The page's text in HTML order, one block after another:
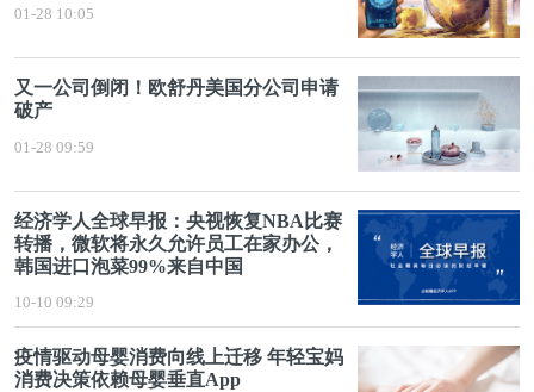
01-28 10:05
又一公司倒闭！欧舒丹美国分公司申请
破产
01-28 09:59
经济学人全球早报：央视恢复NBA比赛
转播，微软将永久允许员工在家办公，
韩国进口泡菜99%来自中国
10-10 09:29
疫情驱动母婴消费向线上迁移 年轻宝妈
消费决策依赖母婴垂直App